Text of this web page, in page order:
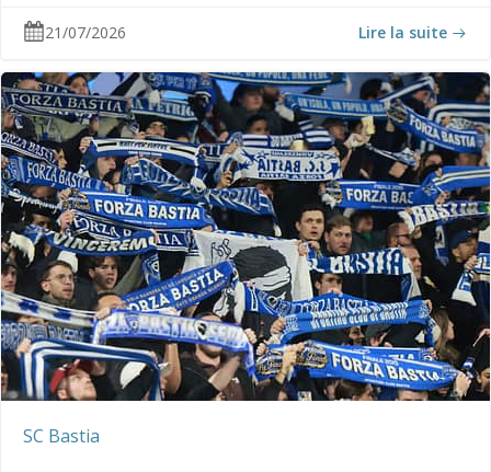
21/07/2026 Lire la suite
SC Bastia